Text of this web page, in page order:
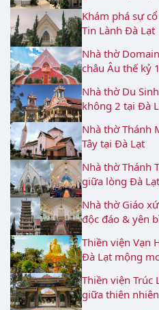
Khám phá sự
Tin Lành Đà Lạt
Nhà thờ
châu Âu thế kỷ
Nhà thờ Du
không 2 tại Đà
Nhà thờ Thánh
Tây tại Đà Lạt
Nhà thờ Thánh
giữa lòng Đà Lạt
Nhà thờ Giáo
độc đáo & yên
Thiền viện Vạn
Đà Lạt mộng
Thiền viện Trúc
giữa thiên nhiên